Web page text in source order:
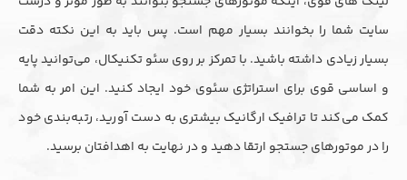
سایت شما را بخوانند بسیار مهم است. پس باید به این نکته دقت
بسیار زیادی داشته باشید. با تمرکز بر روی سئو تکنیکال، می‌توانید پایه
و اساسی قوی برای استراتژی سئوی خود ایجاد کنید. این امر به شما
کمک می‌کند تا ترافیک ارگانیک بیشتری به دست آورید، رتبه‌بندی خود
را در موتورهای جستجو ارتقا دهید و در نهایت به اهدافتان برسید.